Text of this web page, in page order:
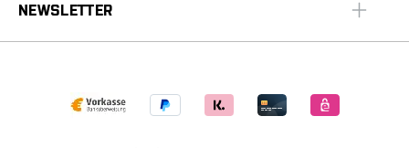
NEWSLETTER